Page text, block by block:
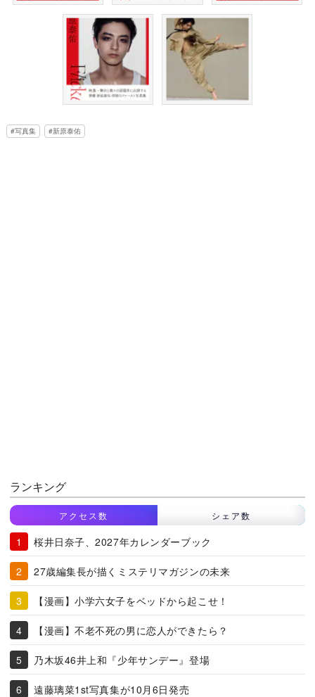
写真集 新原泰佑
ランキング
アクセス数 シェア数
桜井日奈子、2027年カレンダーブック
27歳編集長が描くミステリマガジンの未来
【漫画】小学六女子をベッドから起こせ！
【漫画】不老不死の男に恋人ができたら？
乃木坂46井上和『少年サンデー』登場
遠藤璃菜1st写真集が10月6日発売